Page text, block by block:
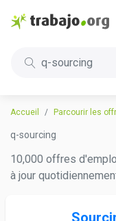
q-sourcing
Accueil Parcourir les
q-sourcing
10,000 offres
à jour